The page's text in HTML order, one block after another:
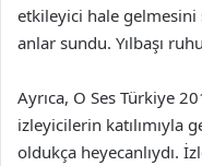
etkileyici hale gelmesini
anlar sundu. Yılbaşı
Ayrıca, O Ses Türkiye
izleyicilerin katılımıyla
oldukça heyecanlıydı.